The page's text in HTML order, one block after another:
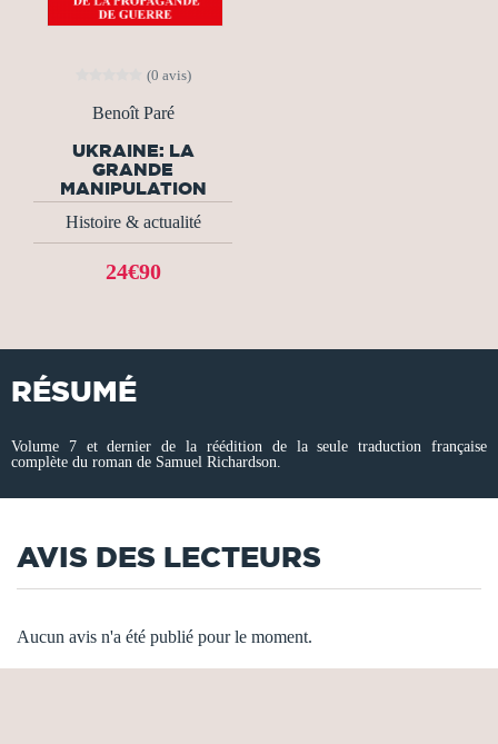
(0 avis)
Benoît Paré
UKRAINE: LA
GRANDE
MANIPULATION
Histoire & actualité
24€90
RÉSUMÉ
Volume 7 et dernier de la réédition de la seule traduction française
complète du roman de Samuel Richardson.
AVIS DES LECTEURS
Aucun avis n'a été publié pour le moment.